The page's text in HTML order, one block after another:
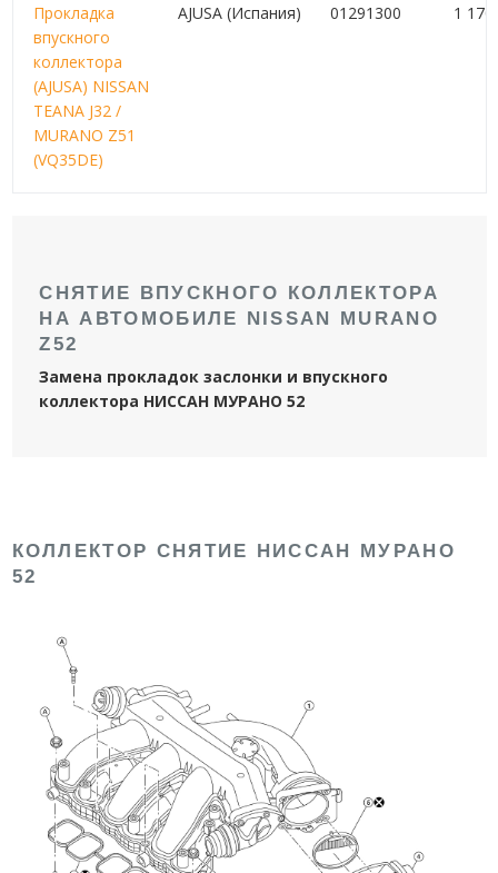
Прокладка
впускного
коллектора
(AJUSA) NISSAN
TEANA J32 /
MURANO Z51
(VQ35DE)
AJUSA (Испания) 01291300 1 170
СНЯТИЕ ВПУСКНОГО КОЛЛЕКТОРА
НА АВТОМОБИЛЕ NISSAN MURANO
Z52
Замена прокладок заслонки и впускного
коллектора НИССАН МУРАНО 52
КОЛЛЕКТОР СНЯТИЕ НИССАН МУРАНО
52